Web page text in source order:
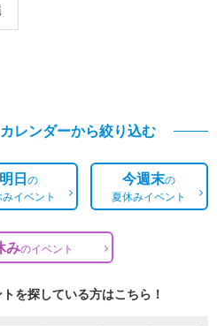
レンダーから絞り込む
明日の
イベント
今週末の
夏休みイベント
みのイベント
を探している方はこちら！